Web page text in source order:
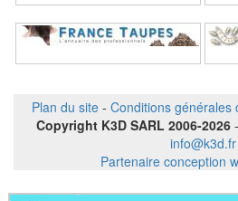
Plan du site - Conditions générales
Copyright K3D SARL 2006-2026 -
info@k3d.fr
Partenaire conception